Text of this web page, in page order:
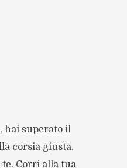
hai superato il
corsia giusta.
Corri alla tua